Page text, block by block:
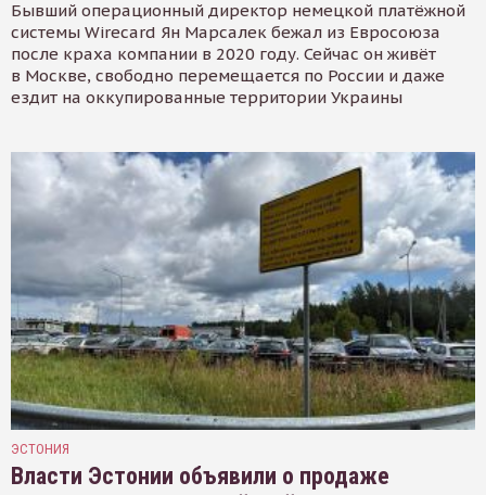
Бывший операционный директор немецкой платёжной
системы Wirecard Ян Марсалек бежал из Евросоюза
после краха компании в 2020 году. Сейчас он живёт
в Москве, свободно перемещается по России и даже
ездит на оккупированные территории Украины
ЭСТОНИЯ
Власти Эстонии объявили о продаже